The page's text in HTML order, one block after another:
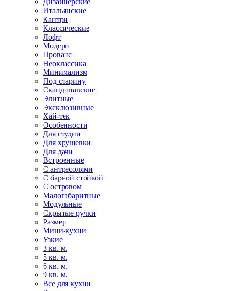
Итальянские
Кантри
Классические
Лофт
Модерн
Прованс
Неоклассика
Минимализм
Под старину
Скандинавские
Элитные
Эксклюзивные
Хай-тек
Особенности
Для студии
Для хрущевки
Для дачи
Встроенные
С антресолями
С барной стойкой
С островом
Малогабаритные
Модульные
Скрытые ручки
Размер
Мини-кухни
Узкие
3 кв. м.
5 кв. м.
6 кв. м.
9 кв. м.
Все для кухни